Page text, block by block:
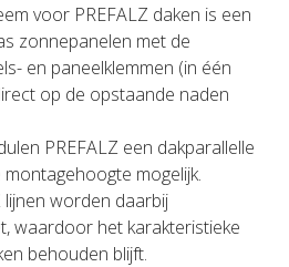
voor PREFALZ daken is een
zonnepanelen met de
en paneelklemmen (in één
op de opstaande naden
PREFALZ een dakparallelle
mogelijk.
lijnen worden daarbij
waardoor het karakteristieke
behouden blijft.